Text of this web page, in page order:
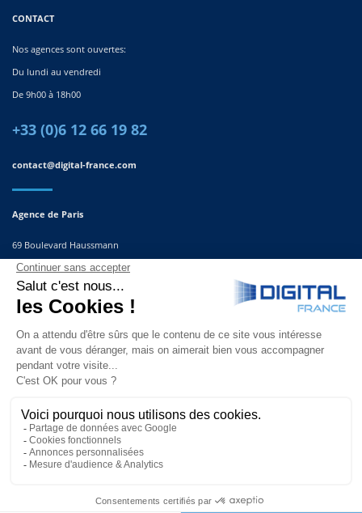
CONTACT
Nos agences sont ouvertes:
Du lundi au vendredi
De 9h00 à 18h00
+33 (0)6 12 66 19 82
contact@digital-france.com
Agence de Paris
69 Boulevard Haussmann
75008, Paris
France
Agence du Sud-Est
291 Rue Albert Caquot
06560 Valbonne
Tous droits réservés.